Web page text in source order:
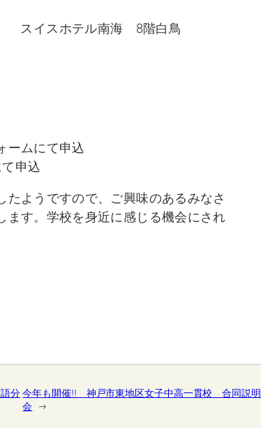
スイスホテル南海 8階白鳥
ームにて申込
申込
ようですので、ご興味のあるみなさ
ます。学校を身近に感じる機会にされ
分今年も開催!! 神戸市東地区女子中高一貫校 合同説明
会 →